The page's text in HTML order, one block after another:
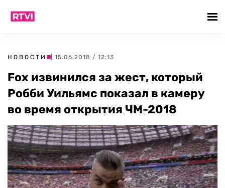
НОВОСТИ | 15.06.2018 / 12:13
Fox извинился за жест, который
Робби Уильямс показал в камеру
во время открытия ЧМ-2018